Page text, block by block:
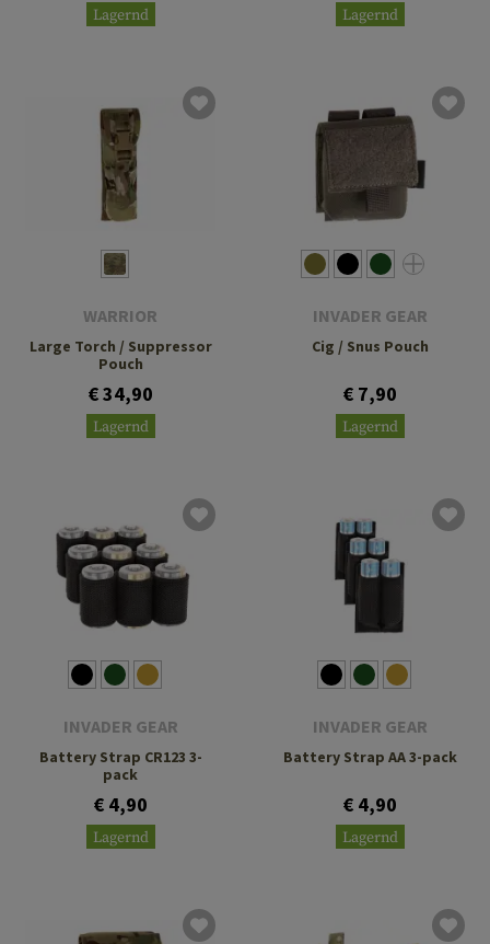
Lagernd Lagernd
WARRIOR
Large Torch / Suppressor
Pouch
€ 34,90
Lagernd
INVADER GEAR
Cig / Snus Pouch
€ 7,90
Lagernd
INVADER GEAR
Battery Strap CR123 3-
pack
€ 4,90
Lagernd
INVADER GEAR
Battery Strap AA 3-pack
€ 4,90
Lagernd